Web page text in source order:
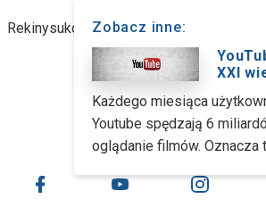
Rekinysukcesu.pl Sp. z o.o. (dawniej:
jawna M. Biernacki)
ul. Stanisławowska 47, 54-
Zobacz inne:
XXI
Każdego miesiąca
Youtube spędzają 6
oglądanie filmów. Oznacza
około 1 godziny filmów na